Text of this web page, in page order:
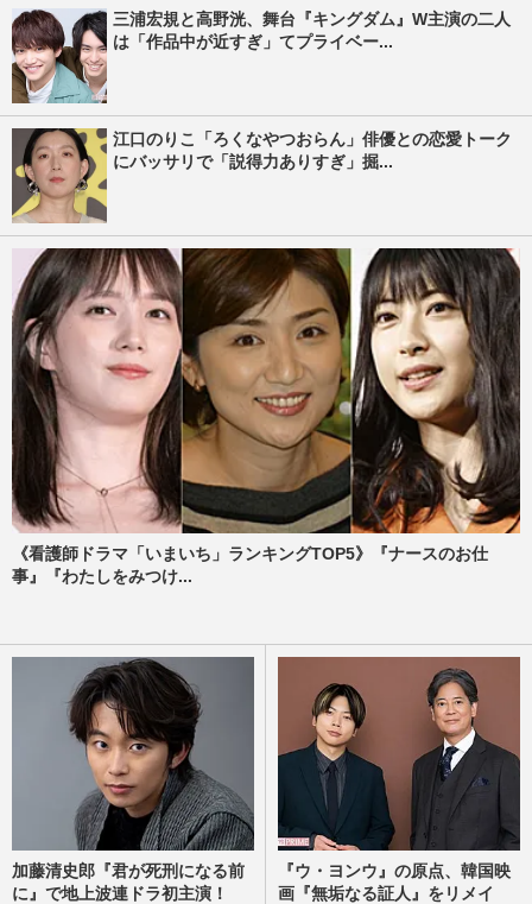
三浦宏規と高野洸、舞台『キングダム』W主演の二人
は「作品中が近すぎ」てプライベー...
江口のりこ「ろくなやつおらん」俳優との恋愛トーク
にバッサリで「説得力ありすぎ」掘...
《看護師ドラマ「いまいち」ランキングTOP5》『ナースのお仕
事』『わたしをみつけ...
加藤清史郎『君が死刑になる前
に』で地上波連ドラ初主演！
『ウ・ヨンウ』の原点、韓国映
画『無垢なる証人』をリメイ